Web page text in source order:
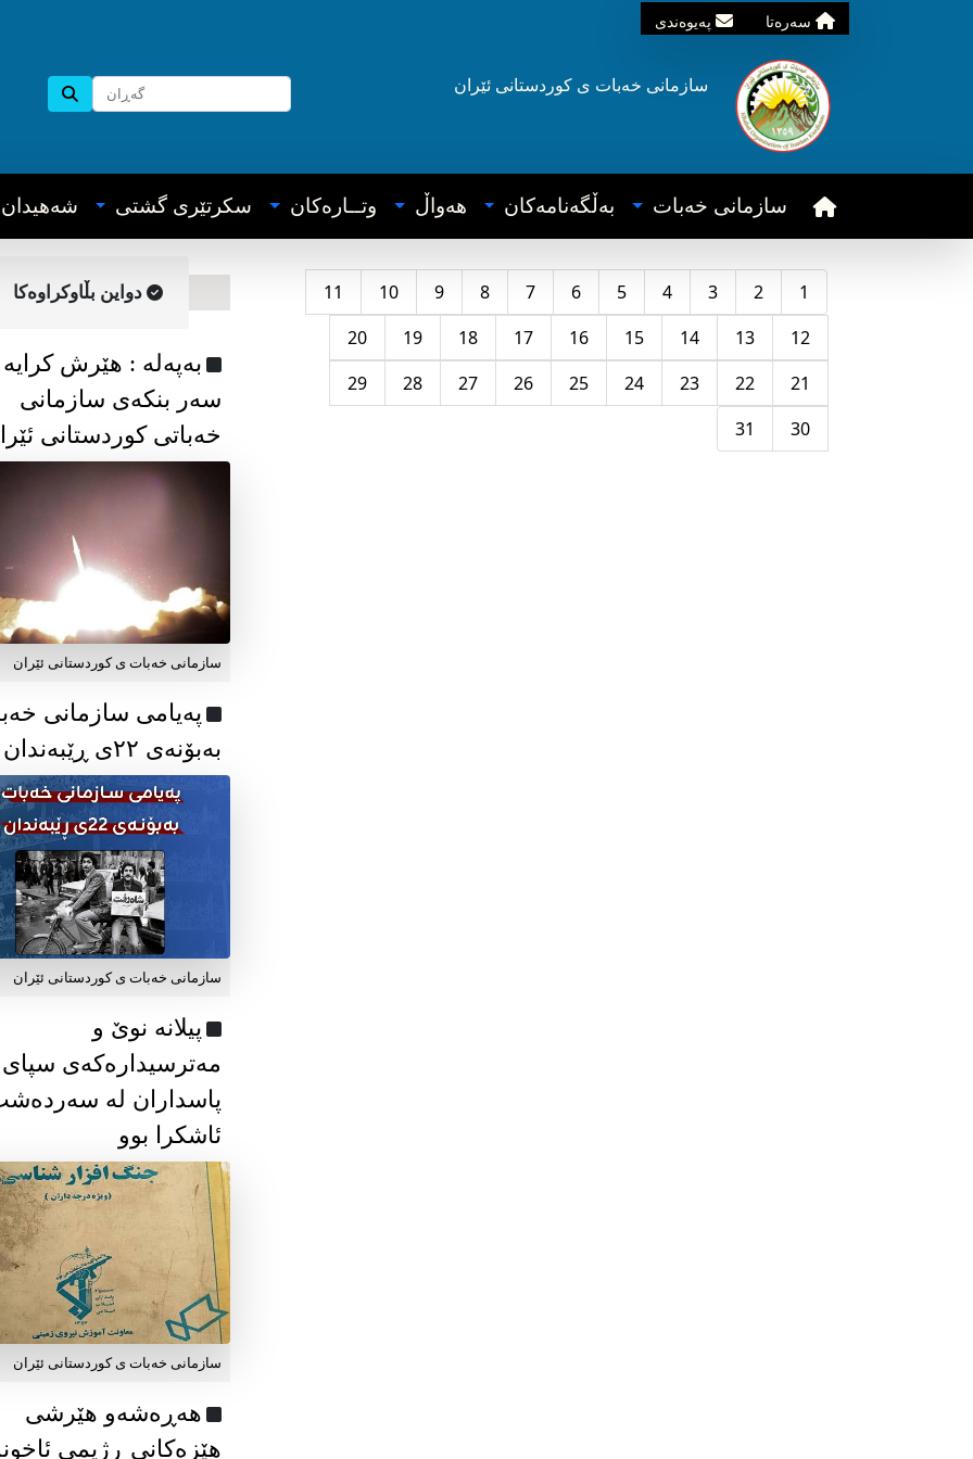
سه‌ره‌تا په‌یوه‌ندی
سازمانی خه‌بات ی کوردستانی ئێران
سازمانی خه‌بات به‌ڵگه‌نامه‌کان هه‌واڵ وتــاره‌کان سکرتێری گشتی شه‌هیدان
1
2
3
4
5
6
7
8
9
10
11
12
13
14
15
16
17
18
19
20
21
22
23
24
25
26
27
28
29
30
31
دواین بڵاوکراوه‌کا
به‌په‌له‌ : هێرش کرایە
سەر بنکەی سازمانی
خەباتی کوردستانی
سازمانی خەبات ی کوردستانی ئێران
پەیامی سازمانی
بەبۆنەی ۲۲ی ڕێبەندان
سازمانی خەبات ی كوردستانی ئێران
پیلانە نوێ و
مەترسیدارەکەی سپای
پاسداران لە
ئاشکرا بوو
سازمانی خەبات ی كوردستانی ئێران
هەڕەشەو هێرشی
هێزەکانی ڕژیمی